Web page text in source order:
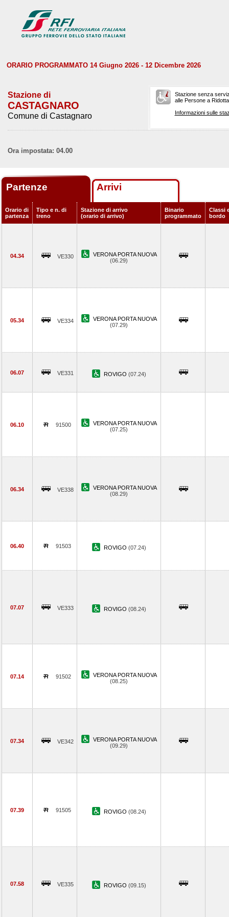
ORARIO PROGRAMMATO 14 Giugno 2026 - 12 Dicembre 2026
Stazione di
CASTAGNARO
Comune di Castagnaro
Stazione senza
alle Persone a
Informazioni sulle
Ora impostata: 04.00
Partenze Arrivi
Orario di
partenza
Tipo e n. di
treno
Stazione di arrivo
(orario di arrivo)
Binario
programmato
Classi
bordo
04.34 VE330
VERONA PORTA NUOVA
(06.29)
05.34 VE334
VERONA PORTA NUOVA
(07.29)
06.07 VE331 ROVIGO (07.24)
06.10 91500
VERONA PORTA NUOVA
(07.25)
06.34 VE338
VERONA PORTA NUOVA
(08.29)
06.40 91503 ROVIGO (07.24)
07.07 VE333 ROVIGO (08.24)
07.14 91502
VERONA PORTA NUOVA
(08.25)
07.34 VE342
VERONA PORTA NUOVA
(09.29)
07.39 91505 ROVIGO (08.24)
07.58 VE335 ROVIGO (09.15)